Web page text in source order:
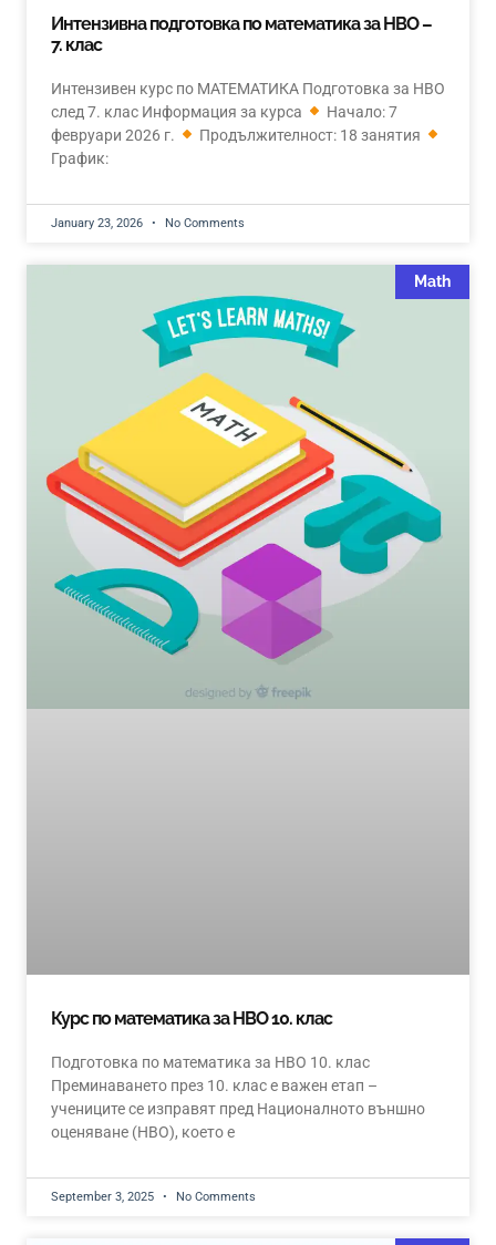
Интензивна подготовка по математика за НВО –
7. клас
Интензивен курс по МАТЕМАТИКА Подготовка за НВО
след 7. клас Информация за курса
Начало: 7
февруари 2026 г.
Продължителност: 18 занятия
График:
January 23, 2026 No Comments
Math
Курс по математика за НВО 10. клас
Подготовка по математика за НВО 10. клас
Преминаването през 10. клас е важен етап –
учениците се изправят пред Националното външно
оценяване (НВО), което е
September 3, 2025 No Comments